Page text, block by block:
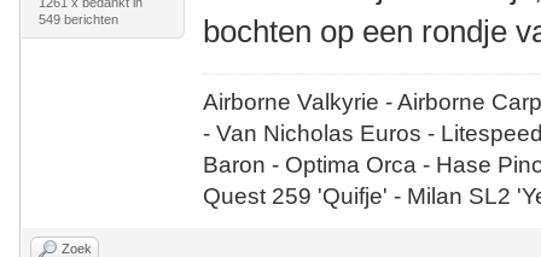
549 berichten
bochten op een rondje
Airborne Valkyrie - Airborne
- Van Nicholas Euros -
Baron - Optima Orca - Hase
Quest 259 'Quifje' - Milan SL2
Zoek